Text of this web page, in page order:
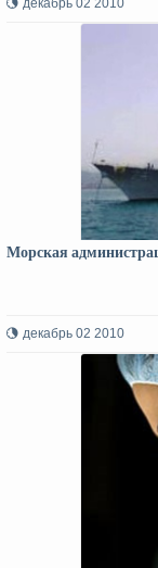
декабрь 02 2010
Морская
декабрь 02 2010